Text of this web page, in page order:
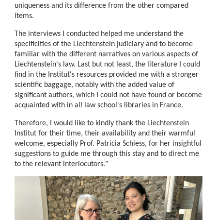
uniqueness and its difference from the other compared
items.
The interviews I conducted helped me understand the
specificities of the Liechtenstein judiciary and to become
familiar with the different narratives on various aspects of
Liechtenstein's law. Last but not least, the literature I could
find in the Institut's resources provided me with a stronger
scientific baggage, notably with the added value of
significant authors, which I could not have found or become
acquainted with in all law school's libraries in France.
Therefore, I would like to kindly thank the Liechtenstein
Institut for their time, their availability and their warmful
welcome, especially Prof. Patricia Schiess, for her insightful
suggestions to guide me through this stay and to direct me
to the relevant interlocutors."